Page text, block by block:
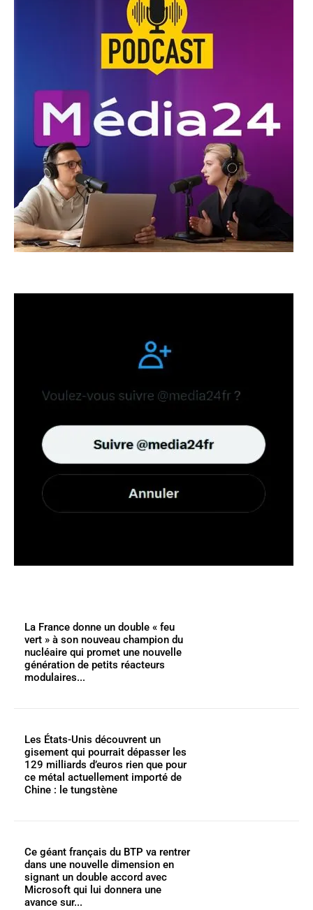
La France donne un double « feu
vert » à son nouveau champion du
nucléaire qui promet une nouvelle
génération de petits réacteurs
modulaires...
Les États-Unis découvrent un
gisement qui pourrait dépasser les
129 milliards d’euros rien que pour
ce métal actuellement importé de
Chine : le tungstène
Ce géant français du BTP va rentrer
dans une nouvelle dimension en
signant un double accord avec
Microsoft qui lui donnera une
avance sur...